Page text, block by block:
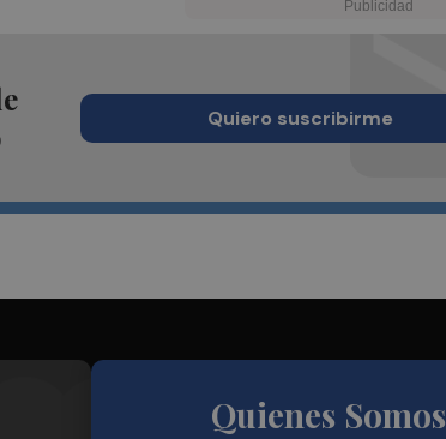
Quiero suscribirme
Quienes Somos